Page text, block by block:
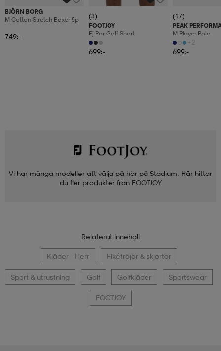
BJÖRN BORG
M Cotton Stretch Boxer 5p
749:-
(3)
FOOTJOY
Fj Par Golf Short
699:-
(17)
PEAK
M Player Polo
+2
699:-
Vi har många modeller att välja på här på Stadium. Här hittar
du fler produkter från FOOTJOY
Relaterat innehåll
Kläder - Herr Pikétröjor & skjortor
Sport & utrustning Golf Golfkläder Sportswear
FOOTJOY